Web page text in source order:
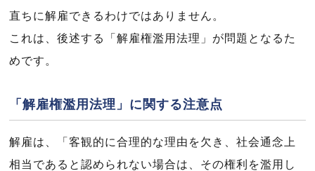
直ちに解雇できるわけではありません。
これは、後述する「解雇権濫用法理」が問題となるた
めです。
「解雇権濫用法理」に関する注意点
解雇は、「客観的に合理的な理由を欠き、社会通念上
相当であると認められない場合は、その権利を濫用し